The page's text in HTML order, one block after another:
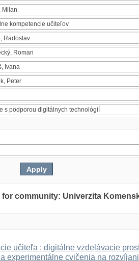
community: Univerzita
učiteľa : digitálne vzdelávacie
experimentálne cvičenia na